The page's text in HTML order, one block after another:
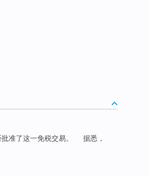
批准了这一免税交易。 据悉，